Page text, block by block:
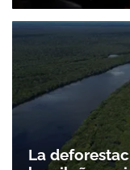
La